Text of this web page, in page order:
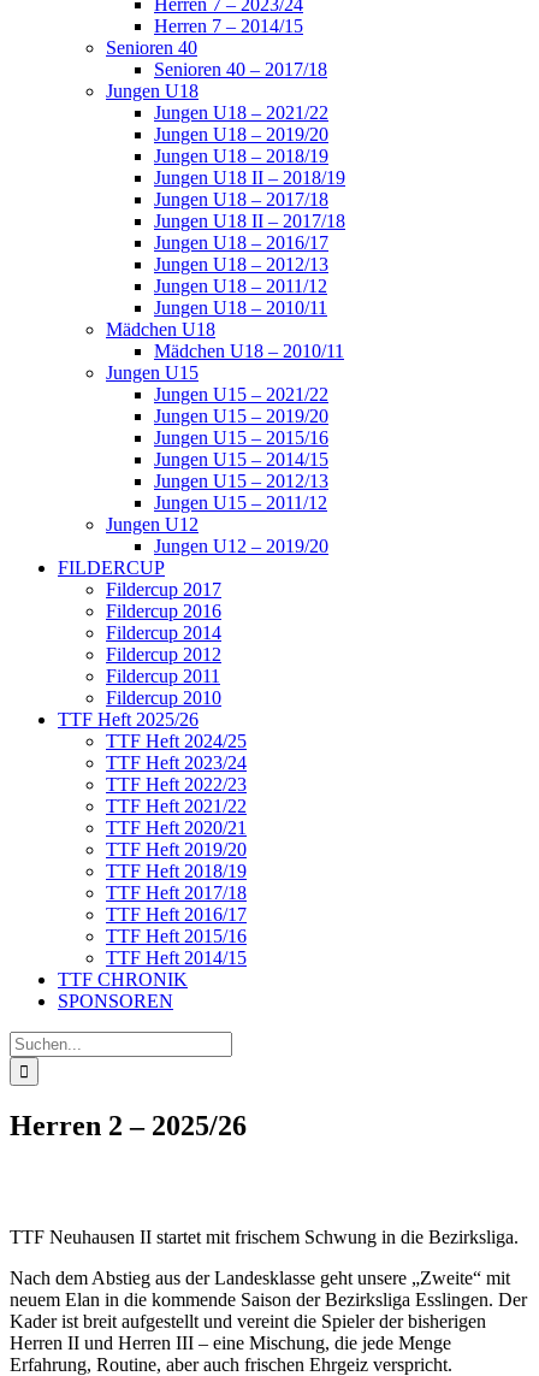
Herren 7 – 2023/24
Herren 7 – 2014/15
Senioren 40
Senioren 40 – 2017/18
Jungen U18
Jungen U18 – 2021/22
Jungen U18 – 2019/20
Jungen U18 – 2018/19
Jungen U18 II – 2018/19
Jungen U18 – 2017/18
Jungen U18 II – 2017/18
Jungen U18 – 2016/17
Jungen U18 – 2012/13
Jungen U18 – 2011/12
Jungen U18 – 2010/11
Mädchen U18
Mädchen U18 – 2010/11
Jungen U15
Jungen U15 – 2021/22
Jungen U15 – 2019/20
Jungen U15 – 2015/16
Jungen U15 – 2014/15
Jungen U15 – 2012/13
Jungen U15 – 2011/12
Jungen U12
Jungen U12 – 2019/20
FILDERCUP
Fildercup 2017
Fildercup 2016
Fildercup 2014
Fildercup 2012
Fildercup 2011
Fildercup 2010
TTF Heft 2025/26
TTF Heft 2024/25
TTF Heft 2023/24
TTF Heft 2022/23
TTF Heft 2021/22
TTF Heft 2020/21
TTF Heft 2019/20
TTF Heft 2018/19
TTF Heft 2017/18
TTF Heft 2016/17
TTF Heft 2015/16
TTF Heft 2014/15
TTF CHRONIK
SPONSOREN
Suche
nach:
Herren 2 – 2025/26
TTF Neuhausen II startet mit frischem Schwung in die Bezirksliga.
Nach dem Abstieg aus der Landesklasse geht unsere „Zweite“ mit
neuem Elan in die kommende Saison der Bezirksliga Esslingen. Der
Kader ist breit aufgestellt und vereint die Spieler der bisherigen
Herren II und Herren III – eine Mischung, die jede Menge
Erfahrung, Routine, aber auch frischen Ehrgeiz verspricht.